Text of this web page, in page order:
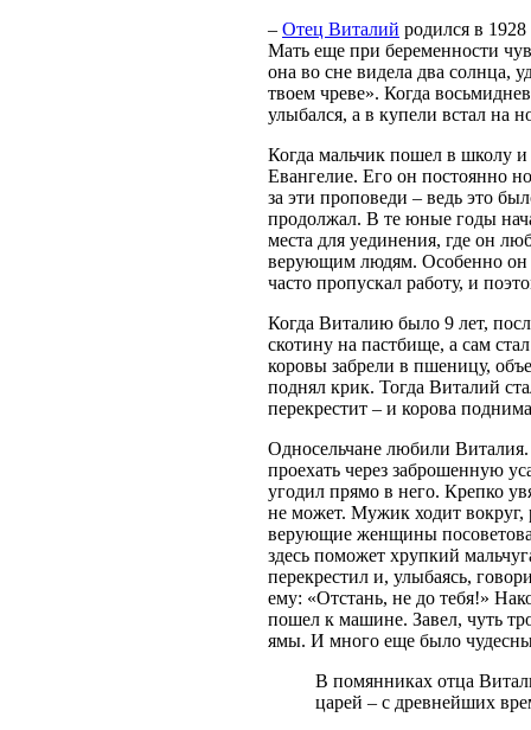
– Отец Виталий родился в 1928
Мать еще при беременности
она во сне видела два солнца,
твоем чреве». Когда
улыбался, а в купели встал на
Когда мальчик пошел в школу
Евангелие. Его он постоянно
за эти проповеди – ведь это
продолжал. В те юные годы
места для уединения, где он
верующим людям. Особенно он
часто пропускал работу, и
Когда Виталию было 9 лет,
скотину на пастбище, а сам
коровы забрели в пшеницу,
поднял крик. Тогда Виталий
перекрестит – и корова
Односельчане любили
проехать через заброшенную
угодил прямо в него. Крепко
не может. Мужик ходит вокруг,
верующие женщины
здесь поможет хрупкий
перекрестил и, улыбаясь,
ему: «Отстань, не до тебя!»
пошел к машине. Завел, чуть
ямы. И много еще было
В помянниках отца
царей – с древнейших